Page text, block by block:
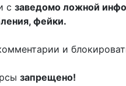
с заведомо ложной
фейки.
и
запрещено!